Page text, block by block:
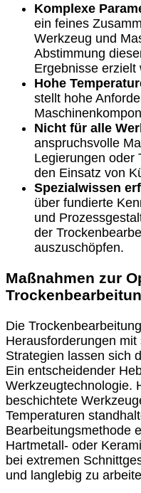
Komplexe
ein feines
Werkzeug und
Abstimmung
Ergebnisse erzielt
Hohe
stellt hohe
Nicht für alle
anspruchsvolle
Legierungen oder
den Einsatz von
Spezialwissen
über fundierte
und
der
auszuschöpfen.
Maßnahmen zur
Die
Herausforderungen
Strategien lassen sich
Ein entscheidender
Werkzeugtechnologie.
beschichtete
Temperaturen
Bearbeitungsmethode
Hartmetall- oder
bei extremen
und langlebig zu